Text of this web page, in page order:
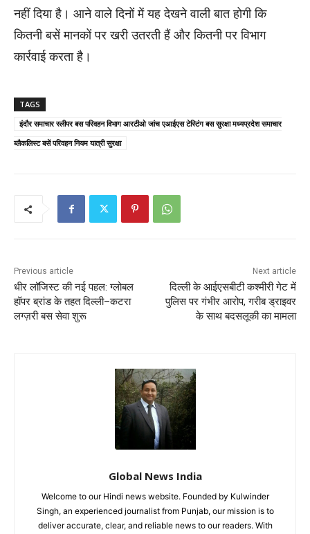
नहीं दिया है। आने वाले दिनों में यह देखने वाली बात होगी कि
कितनी बसें मानकों पर खरी उतरती हैं और कितनी पर विभाग
कार्रवाई करता है।
TAGS
इंदौर समाचार स्लीपर बस परिवहन विभाग आरटीओ जांच एआईएस टेस्टिंग बस सुरक्षा मध्यप्रदेश समाचार
ब्लैकलिस्ट बसें परिवहन नियम यात्री सुरक्षा
Previous article
धीर लॉजिस्ट की नई पहल: ग्लोबल
हॉपर ब्रांड के तहत दिल्ली–कटरा
लग्ज़री बस सेवा शुरू
Next article
दिल्ली के आईएसबीटी कश्मीरी गेट में
पुलिस पर गंभीर आरोप, गरीब ड्राइवर
के साथ बदसलूकी का मामला
Global News India
Welcome to our Hindi news website. Founded by Kulwinder
Singh, an experienced journalist from Punjab, our mission is to
deliver accurate, clear, and reliable news to our readers. With